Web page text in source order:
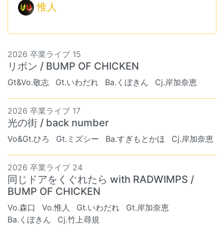
惟人
2026 卒業ライブ 15
リボン / BUMP OF CHICKEN
Gt&Vo.敬志 Gt.いわだれ Ba.くぼきん Cj.岸加奈恵
2026 卒業ライブ 17
光の街 / back number
Vo&Gt.ひろ Gt.ミズシー Ba.すぎもとかほ Cj.岸加奈恵
2026 卒業ライブ 24
同じドアをくぐれたら with RADWIMPS /
BUMP OF CHICKEN
Vo.森口 Vo.惟人 Gt.いわだれ
Gt.岸加奈恵
Ba.くぼきん
Cj.竹上尋規